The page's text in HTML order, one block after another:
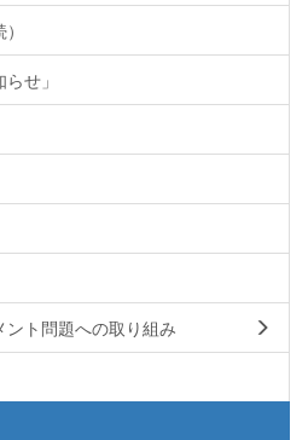
せ」
ト問題への取り組み